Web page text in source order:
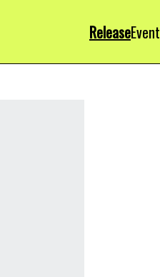
ReleaseEvent